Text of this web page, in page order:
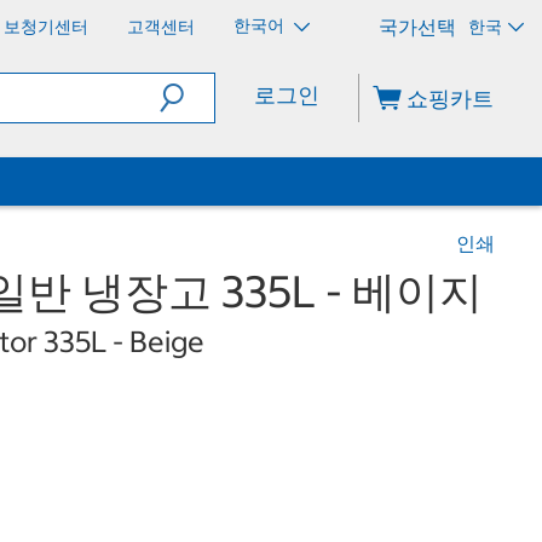
보청기센터 고객센터 한국어 한국
로그인 쇼핑카트
인쇄
반 냉장고 335L - 베이지
335L - Beige